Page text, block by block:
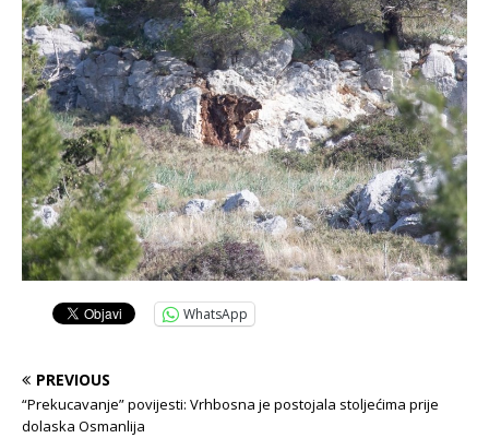
WhatsApp
PREVIOUS
“Prekucavanje” povijesti: Vrhbosna je postojala stoljećima prije
dolaska Osmanlija